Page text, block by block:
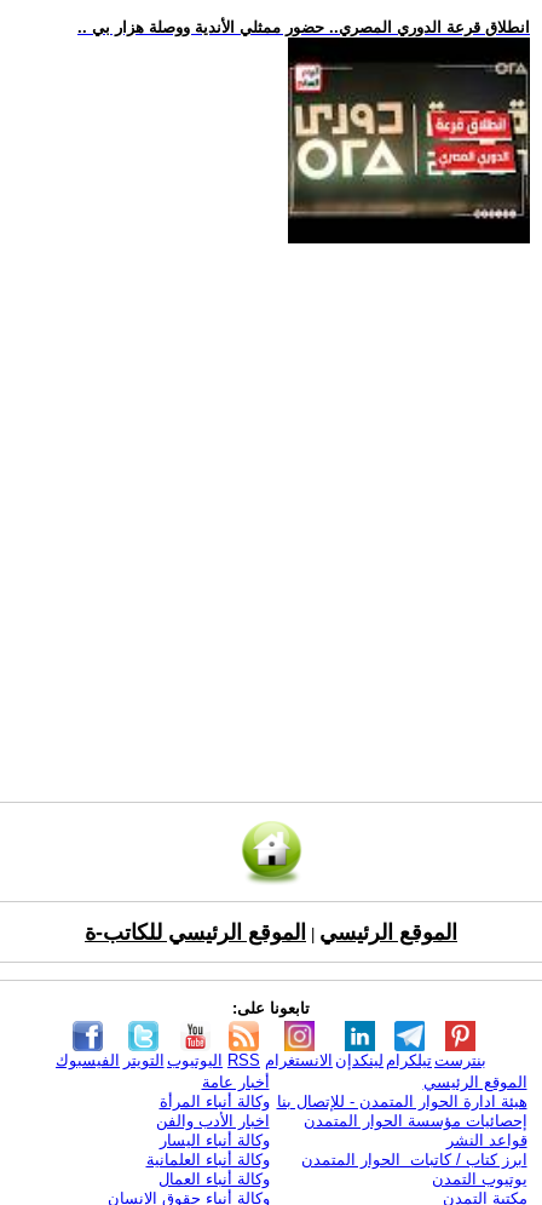
.. انطلاق قرعة الدوري المصري.. حضور ممثلي الأندية ووصلة هزار بي
الموقع الرئيسي الموقع الرئيسي للكاتب-ة
تابعونا على:
الفيسبوك التويتر اليوتيوب RSS الانستغرام لينكدإن تيلكرامبنترست
الموقع الرئيسي
هيئة ادارة الحوار المتمدن - للإتصال بنا
إحصائيات مؤسسة الحوار المتمدن
قواعد النشر
ابرز كتاب / كاتبات الحوار المتمدن
يوتيوب التمدن
مكتبة التمدن
أخبار عامة
وكالة أنباء المرأة
اخبار الأدب والفن
وكالة أنباء اليسار
وكالة أنباء العلمانية
وكالة أنباء العمال
وكالة أنباء حقوق الإنسان